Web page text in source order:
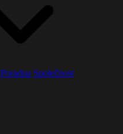
Poradna Společnost